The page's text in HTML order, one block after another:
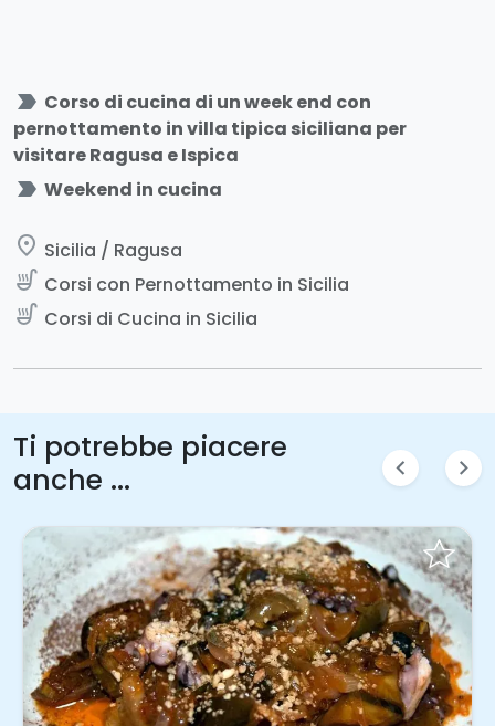
label_important Corso di cucina di un week end con
pernottamento in villa tipica siciliana per
visitare Ragusa e Ispica
label_important Weekend in cucina
place Sicilia / Ragusa
soup_kitchen Corsi con Pernottamento in Sicilia
soup_kitchen Corsi di Cucina in Sicilia
Ti potrebbe piacere
anche ...
chevron_left chevron_right